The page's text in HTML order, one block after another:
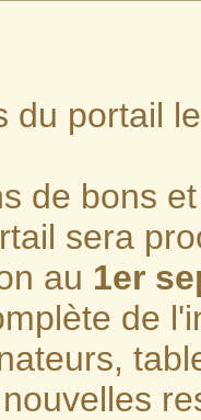
du portail
de bons
sera
au 1er
de